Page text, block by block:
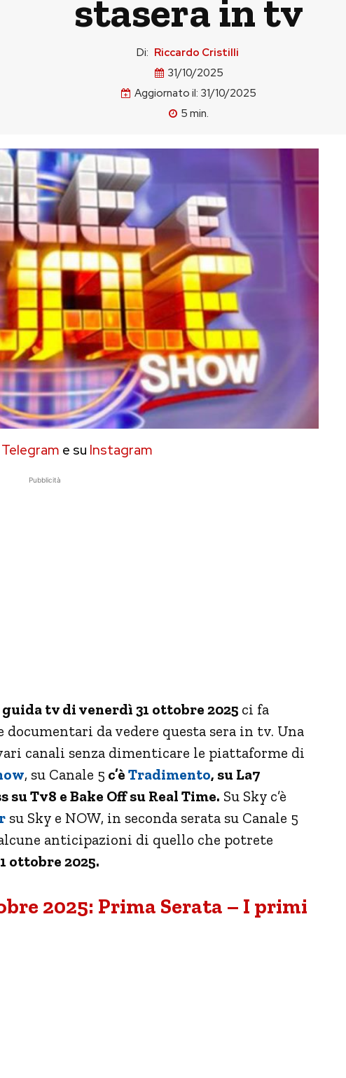
stasera in tv
Di: Riccardo Cristilli
31/10/2025
Aggiornato il: 31/10/2025
5 min.
Telegram e su Instagram
Pubblicità
guida tv di venerdì 31 ottobre 2025 ci fa
da vedere questa sera in tv. Una
canali senza dimenticare le piattaforme di
, su Canale 5 c’è Tradimento, su La7
Tv8 e Bake Off su Real Time. Su Sky c’è
su Sky e NOW, in seconda serata su Canale 5
anticipazioni di quello che potrete
ottobre 2025.
2025: Prima Serata – I primi